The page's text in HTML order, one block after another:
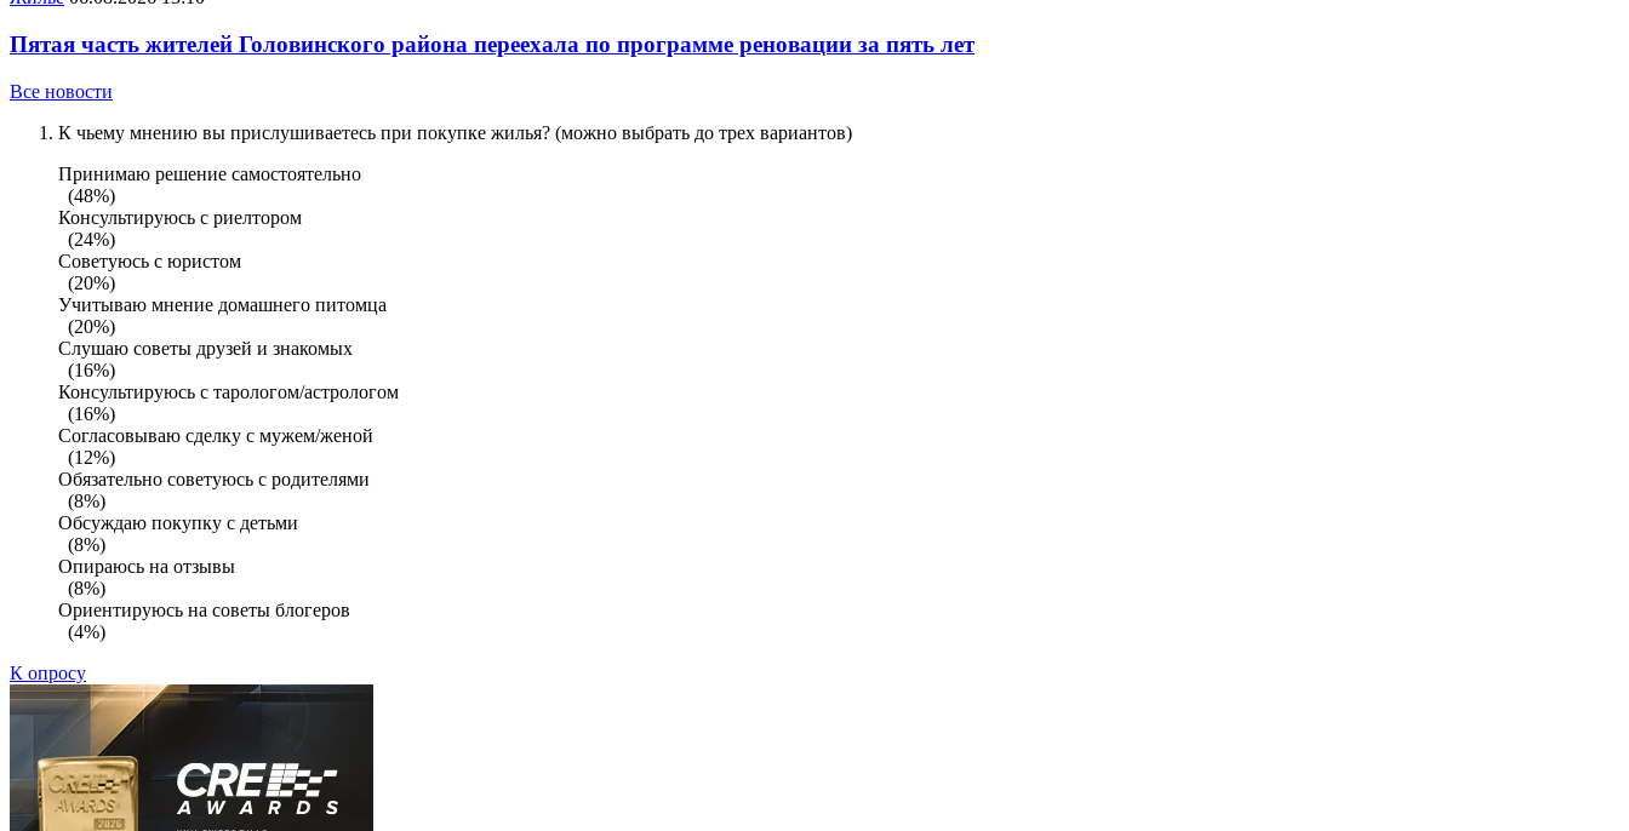
Пятая часть жителей Головинского района переехала по программе реновации за пять лет
Все новости
К чьему мнению вы прислушиваетесь при покупке жилья? (можно выбрать до трех вариантов)
Принимаю решение самостоятельно
(48%)
Консультируюсь с риелтором
(24%)
Советуюсь с юристом
(20%)
Учитываю мнение домашнего питомца
(20%)
Слушаю советы друзей и знакомых
(16%)
Консультируюсь с тарологом/астрологом
(16%)
Согласовываю сделку с мужем/женой
(12%)
Обязательно советуюсь с родителями
(8%)
Обсуждаю покупку с детьми
(8%)
Опираюсь на отзывы
(8%)
Ориентируюсь на советы блогеров
(4%)
К опросу